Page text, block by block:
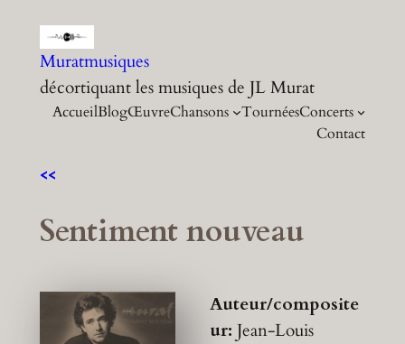
contenu
Muratmusiques
décortiquant les musiques de JL Murat
AccueilBlogŒuvreChansons TournéesConcerts
Contact
<<
Sentiment nouveau
Auteur/composite
ur:Jean-Louis